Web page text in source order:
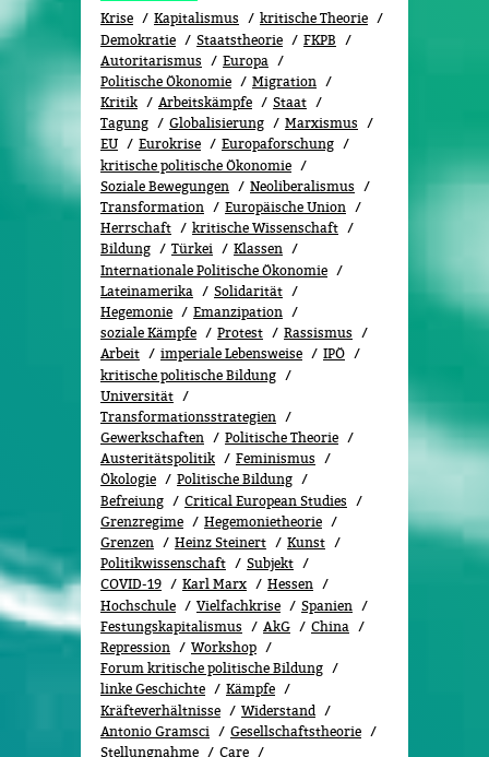
Krise
Kapitalismus
kritische Theorie
Demokratie
Staatstheorie
FKPB
Autoritarismus
Europa
Politische Ökonomie
Migration
Kritik
Arbeitskämpfe
Staat
Tagung
Globalisierung
Marxismus
EU
Eurokrise
Europaforschung
kritische politische Ökonomie
Soziale Bewegungen
Neoliberalismus
Transformation
Europäische Union
Herrschaft
kritische Wissenschaft
Bildung
Türkei
Klassen
Internationale Politische Ökonomie
Lateinamerika
Solidarität
Hegemonie
Emanzipation
soziale Kämpfe
Protest
Rassismus
Arbeit
imperiale Lebensweise
IPÖ
kritische politische Bildung
Universität
Transformationsstrategien
Gewerkschaften
Politische Theorie
Austeritätspolitik
Feminismus
Ökolo­gie
Politische Bildung
Befreiung
Critical European Studies
Grenzregime
Hegemonietheorie
Grenzen
Heinz Steinert
Kunst
Politikwissenschaft
Subjekt
COVID-19
Karl Marx
Hessen
Hochschule
Vielfachkrise
Spanien
Festungskapitalismus
AkG
China
Repression
Workshop
Forum kritische politische Bildung
linke Geschichte
Kämpfe
Kräfteverhältnisse
Widerstand
Antonio Gramsci
Gesellschaftstheorie
Stellungnahme
Care